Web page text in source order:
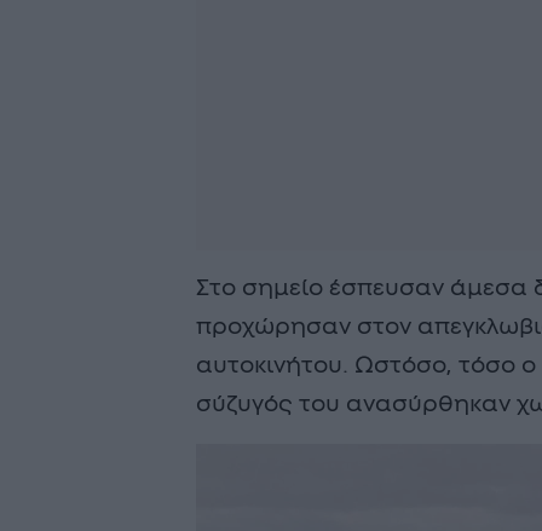
Στο σημείο έσπευσαν άμεσα
προχώρησαν στον
αυτοκινήτου. Ωστόσο, τόσο
σύζυγός του ανασύρθηκαν